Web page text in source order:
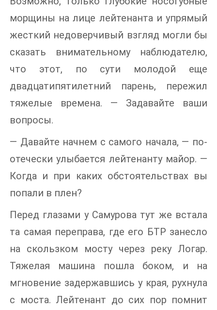
морщины на лице лейтенанта и упрямый
жесткий недоверчивый взгляд могли бы
сказать внимательному наблюдателю,
что этот, по сути молодой еще
двадцатипятилетний парень, пережил
тяжелые времена. — Задавайте ваши
вопросы.
— Давайте начнем с самого начала, — по-
отечески улыбается лейтенанту майор. —
Когда и при каких обстоятельствах вы
попали в плен?
Перед глазами у Самурова тут же встала
та самая переправа, где его БТР занесло
на скользком мосту через реку Логар.
Тяжелая машина пошла боком, и на
мгновение задержавшись у края, рухнула
с моста. Лейтенант до сих пор помнит